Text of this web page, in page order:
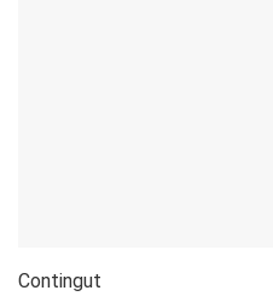
Contingut